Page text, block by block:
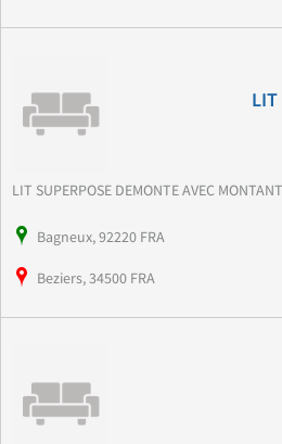
LIT
LIT SUPERPOSE DEMONTE AVEC
Bagneux, 92220 FRA
Beziers, 34500 FRA